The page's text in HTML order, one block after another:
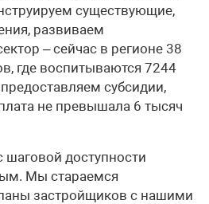
существующие,
развиваем
– сейчас в регионе 38
где воспитываются 7244
субсидии,
не превышала 6 тысяч
доступности
Мы стараемся
застройщиков с нашими